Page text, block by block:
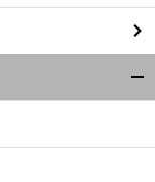
し
い
ウ
ィ
ン
ウ